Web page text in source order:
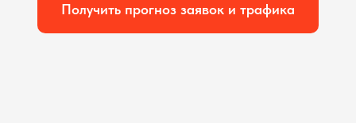
Получить прогноз заявок и трафика